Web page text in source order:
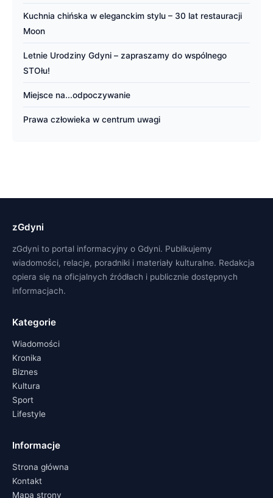
Kuchnia chińska w eleganckim stylu – 30 lat restauracji
Moon
Letnie Urodziny Gdyni – zapraszamy do wspólnego
STOłu!
Miejsce na...odpoczywanie
Prawa człowieka w centrum uwagi
zGdyni
zGdyni to portal informacyjny o Gdyni. Publikujemy
wiadomości, relacje, poradniki i materiały kulturalne. Redakcja
opiera się na oficjalnych źródłach i publicznie dostępnych
informacjach.
Kategorie
Wiadomości
Kronika
Biznes
Kultura
Sport
Lifestyle
Informacje
Strona główna
Kontakt
Mapa strony